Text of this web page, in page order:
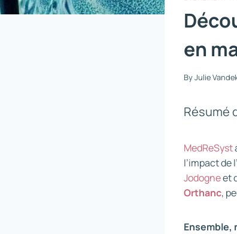
en
ByJulie
Résumé
MedReSyst
l’impact de
Jodogneet
Orthanc,